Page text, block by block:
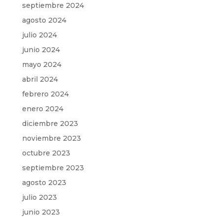
septiembre 2024
agosto 2024
julio 2024
junio 2024
mayo 2024
abril 2024
febrero 2024
enero 2024
diciembre 2023
noviembre 2023
octubre 2023
septiembre 2023
agosto 2023
julio 2023
junio 2023